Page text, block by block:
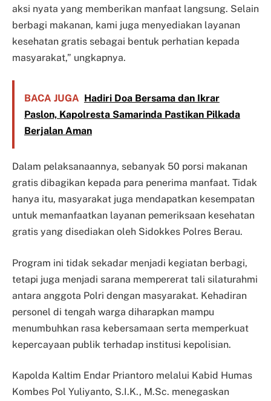
aksi nyata yang memberikan manfaat langsung. Selain
berbagi makanan, kami juga menyediakan layanan
kesehatan gratis sebagai bentuk perhatian kepada
masyarakat,” ungkapnya.
BACA JUGA Hadiri Doa Bersama dan Ikrar
Paslon, Kapolresta Samarinda Pastikan Pilkada
Berjalan Aman
Dalam pelaksanaannya, sebanyak 50 porsi makanan
gratis dibagikan kepada para penerima manfaat. Tidak
hanya itu, masyarakat juga mendapatkan kesempatan
untuk memanfaatkan layanan pemeriksaan kesehatan
gratis yang disediakan oleh Sidokkes Polres Berau.
Program ini tidak sekadar menjadi kegiatan berbagi,
tetapi juga menjadi sarana mempererat tali silaturahmi
antara anggota Polri dengan masyarakat. Kehadiran
personel di tengah warga diharapkan mampu
menumbuhkan rasa kebersamaan serta memperkuat
kepercayaan publik terhadap institusi kepolisian.
Kapolda Kaltim Endar Priantoro melalui Kabid Humas
Kombes Pol Yuliyanto, S.I.K., M.Sc. menegaskan